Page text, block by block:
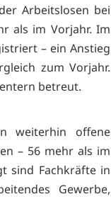
Arbeitslosen bei
als im Vorjahr. Im
– ein Anstieg
zum Vorjahr.
betreut.
weiterhin offene
– 56 mehr als im
sind Fachkräfte in
Gewerbe,